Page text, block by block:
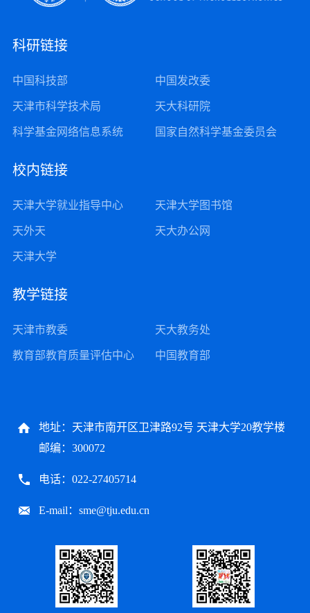
科研链接
中国科技部 中国发改委
天津市科学技术局 天大科研院
科学基金网络信息系统 国家自然科学基金委员会
校内链接
天津大学就业指导中心 天津大学图书馆
天外天 天大办公网
天津大学
教学链接
天津市教委 天大教务处
教育部教育质量评估中心 中国教育部
地址：天津市南开区卫津路92号 天津大学20教学楼
邮编：300072
电话：022-27405714
E-mail：sme@tju.edu.cn